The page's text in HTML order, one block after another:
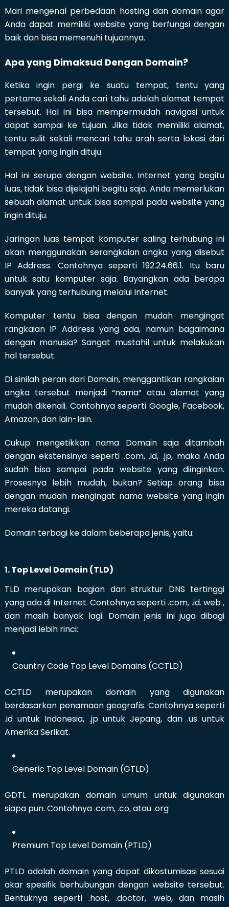
Mari mengenal perbedaan hosting dan domain agar
Anda dapat memiliki website yang berfungsi dengan
baik dan bisa memenuhi tujuannya.
Apa yang Dimaksud Dengan Domain?
Ketika ingin pergi ke suatu tempat, tentu yang
pertama sekali Anda cari tahu adalah alamat tempat
tersebut. Hal ini bisa mempermudah navigasi untuk
dapat sampai ke tujuan. Jika tidak memiliki alamat,
tentu sulit sekali mencari tahu arah serta lokasi dari
tempat yang ingin dituju.
Hal ini serupa dengan website. Internet yang begitu
luas, tidak bisa dijelajahi begitu saja. Anda memerlukan
sebuah alamat untuk bisa sampai pada website yang
ingin dituju.
Jaringan luas tempat komputer saling terhubung ini
akan menggunakan serangkaian angka yang disebut
IP Address. Contohnya seperti 192.24.66.1. Itu baru
untuk satu komputer saja. Bayangkan ada berapa
banyak yang terhubung melalui Internet.
Komputer tentu bisa dengan mudah mengingat
rangkaian IP Address yang ada, namun bagaimana
dengan manusia? Sangat mustahil untuk melakukan
hal tersebut.
Di sinilah peran dari Domain, menggantikan rangkaian
angka tersebut menjadi “nama” atau alamat yang
mudah dikenali. Contohnya seperti Google, Facebook,
Amazon, dan lain-lain.
Cukup mengetikkan nama Domain saja ditambah
dengan ekstensinya seperti .com, .id, .jp, maka Anda
sudah bisa sampai pada website yang diinginkan.
Prosesnya lebih mudah, bukan? Setiap orang bisa
dengan mudah mengingat nama website yang ingin
mereka datangi.
Domain terbagi ke dalam beberapa jenis, yaitu:
1. Top Level Domain (TLD)
TLD merupakan bagian dari struktur DNS tertinggi
yang ada di Internet. Contohnya seperti .com, .id. web ,
dan masih banyak lagi. Domain jenis ini juga dibagi
menjadi lebih rinci:
Country Code Top Level Domains (CCTLD)
CCTLD merupakan domain yang digunakan
berdasarkan penamaan geografis. Contohnya seperti
.id untuk Indonesia, .jp untuk Jepang, dan .us untuk
Amerika Serikat.
Generic Top Level Domain (GTLD)
GDTL merupakan domain umum untuk digunakan
siapa pun. Contohnya .com, .co, atau .org
Premium Top Level Domain (PTLD)
PTLD adalah domain yang dapat dikostumisasi sesuai
akar spesifik berhubungan dengan website tersebut.
Bentuknya seperti .host, .doctor, .web, dan masih